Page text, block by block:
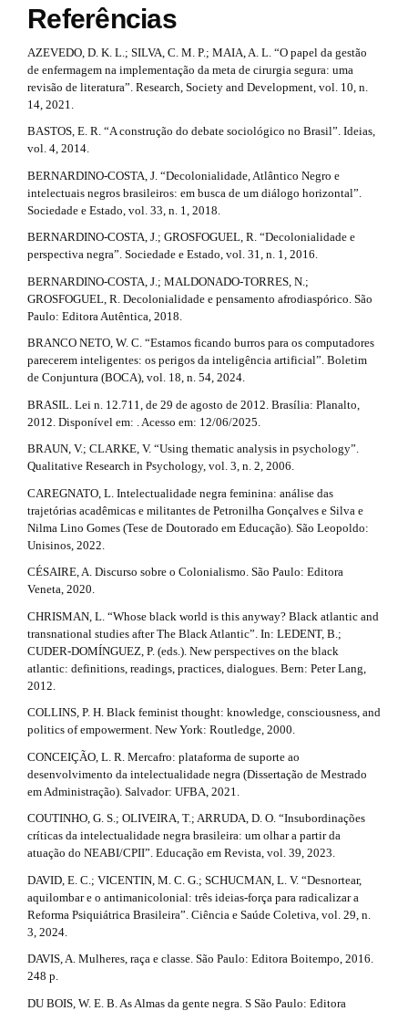
m
s
.
b
o
t
s
t
r
3
.
a
c
s
s
i
l
e
_
m
n
u
.
s
i
d
b
a
r
#
#
#
t
r
a
p
3
.
a
r
t
i
c
l
e
.
d
e
t
a
i
l
s
#
#
Referências
AZEVEDO, D. K. L.; SILVA, C. M. P.; MAIA, A. L. “O papel da gestão
de enfermagem na implementação da meta de cirurgia segura: uma
revisão de literatura”. Research, Society and Development, vol. 10, n.
14, 2021.
BASTOS, E. R. “A construção do debate sociológico no Brasil”. Ideias,
vol. 4, 2014.
BERNARDINO-COSTA, J. “Decolonialidade, Atlântico Negro e
intelectuais negros brasileiros: em busca de um diálogo horizontal”.
Sociedade e Estado, vol. 33, n. 1, 2018.
BERNARDINO-COSTA, J.; GROSFOGUEL, R. “Decolonialidade e
perspectiva negra”. Sociedade e Estado, vol. 31, n. 1, 2016.
BERNARDINO-COSTA, J.; MALDONADO-TORRES, N.;
GROSFOGUEL, R. Decolonialidade e pensamento afrodiaspórico. São
Paulo: Editora Autêntica, 2018.
BRANCO NETO, W. C. “Estamos ficando burros para os computadores
parecerem inteligentes: os perigos da inteligência artificial”. Boletim
de Conjuntura (BOCA), vol. 18, n. 54, 2024.
BRASIL. Lei n. 12.711, de 29 de agosto de 2012. Brasília: Planalto,
2012. Disponível em: . Acesso em: 12/06/2025.
BRAUN, V.; CLARKE, V. “Using thematic analysis in psychology”.
Qualitative Research in Psychology, vol. 3, n. 2, 2006.
CAREGNATO, L. Intelectualidade negra feminina: análise das
trajetórias acadêmicas e militantes de Petronilha Gonçalves e Silva e
Nilma Lino Gomes (Tese de Doutorado em Educação). São Leopoldo:
Unisinos, 2022.
CÉSAIRE, A. Discurso sobre o Colonialismo. São Paulo: Editora
Veneta, 2020.
CHRISMAN, L. “Whose black world is this anyway? Black atlantic and
transnational studies after The Black Atlantic”. In: LEDENT, B.;
CUDER-DOMÍNGUEZ, P. (eds.). New perspectives on the black
atlantic: definitions, readings, practices, dialogues. Bern: Peter Lang,
2012.
COLLINS, P. H. Black feminist thought: knowledge, consciousness, and
politics of empowerment. New York: Routledge, 2000.
CONCEIÇÃO, L. R. Mercafro: plataforma de suporte ao
desenvolvimento da intelectualidade negra (Dissertação de Mestrado
em Administração). Salvador: UFBA, 2021.
COUTINHO, G. S.; OLIVEIRA, T.; ARRUDA, D. O. “Insubordinações
críticas da intelectualidade negra brasileira: um olhar a partir da
atuação do NEABI/CPII”. Educação em Revista, vol. 39, 2023.
DAVID, E. C.; VICENTIN, M. C. G.; SCHUCMAN, L. V. “Desnortear,
aquilombar e o antimanicolonial: três ideias-força para radicalizar a
Reforma Psiquiátrica Brasileira”. Ciência e Saúde Coletiva, vol. 29, n.
3, 2024.
DAVIS, A. Mulheres, raça e classe. São Paulo: Editora Boitempo, 2016.
248 p.
DU BOIS, W. E. B. As Almas da gente negra. S São Paulo: Editora